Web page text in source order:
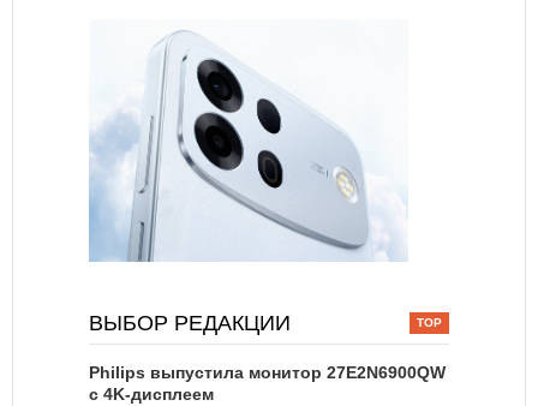
ВЫБОР РЕДАКЦИИ
Philips выпустила монитор 27E2N6900QW
с 4K-дисплеем